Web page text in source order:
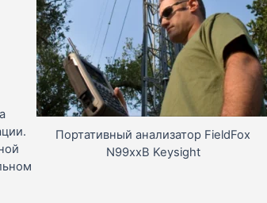
Портативный анализатор FieldFox
N99xxB Keysight